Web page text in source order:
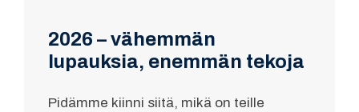
2026 – vähemmän
lupauksia, enemmän tekoja
Pidämme kiinni siitä, mikä on teille